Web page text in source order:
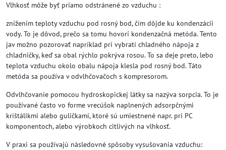
Vlhkosť môže byť priamo odstránené zo vzduchu :
znížením teploty vzduchu pod rosný bod, čím dôjde ku kondenzácii
vody. To je dôvod, prečo sa tomu hovorí kondenzačná metóda. Tento
jav možno pozorovať napríklad pri vybratí chladného nápoja z
chladničky, keď sa obal rýchlo pokrýva rosou. To sa deje preto, lebo
teplota vzduchu okolo obalu nápoja klesla pod rosný bod. Táto
metóda sa používa v odvlhčovačoch s kompresorom.
Odvlhčovanie pomocou hydroskopickej látky sa nazýva sorpcia. To je
používané často vo forme vrecúšok naplnených adsorpčnými
krištálikmi alebo guličkami, ktoré sú umiestnené napr. pri PC
komponentoch, alebo výrobkoch citlivých na vlhkosť.
V praxi sa používajú následovné spôsoby vysušovania vzduchu: